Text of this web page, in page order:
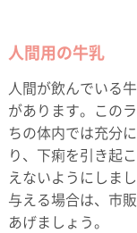
人間用の牛乳
人間が飲んでいる
があります。この
ちの体内では充分
り、下痢を引き起
えないようにしまし
与える場合は、市
あげましょう。